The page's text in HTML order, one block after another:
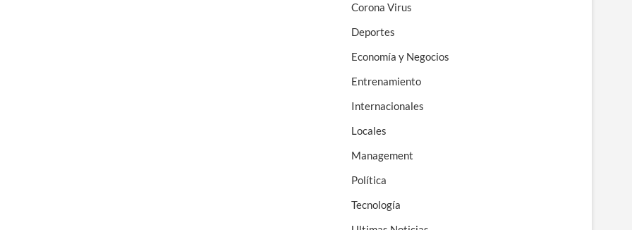
Corona Virus
Deportes
Economía y Negocios
Entrenamiento
Internacionales
Locales
Management
Política
Tecnología